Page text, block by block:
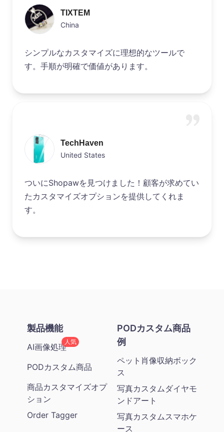
TIXTEM
China
シンプルなカスタマイズに理想的なツールで
す。手順が明確で価値があります。
TechHaven
United States
ついにShopawを見つけました！顧客が求めてい
たカスタマイズオプションを提供してくれま
す。
製品機能
AI画像処理
人気
PODカスタム商品
商品カスタマイズオプ
ション
Order Tagger
PODカスタム商品
例
ペット肖像収納ボック
ス
写真カスタムダイヤモ
ンドアート
写真カスタムスマホケ
ース